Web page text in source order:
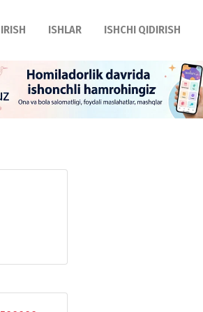
ISHLAR ISHCHI QIDIRISH